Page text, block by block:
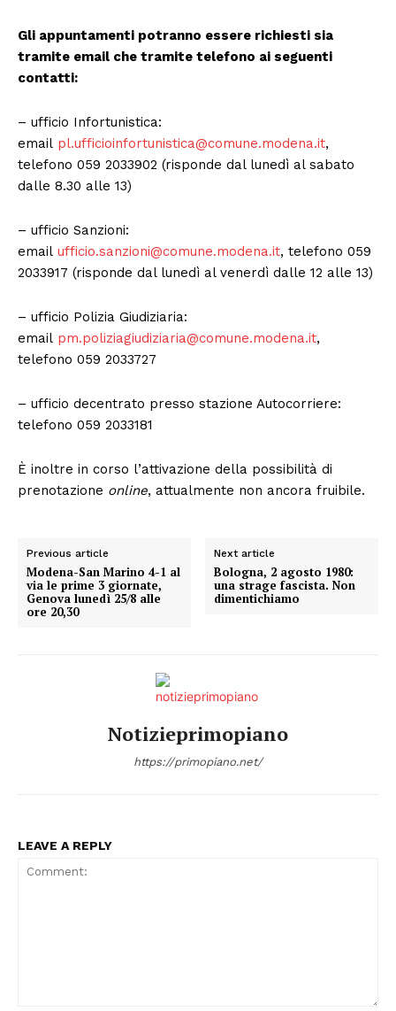
Gli appuntamenti potranno essere richiesti sia
tramite email che tramite telefono ai seguenti
contatti:
– ufficio Infortunistica:
email pl.ufficioinfortunistica@comune.modena.it,
telefono 059 2033902 (risponde dal lunedì al sabato
dalle 8.30 alle 13)
– ufficio Sanzioni:
email ufficio.sanzioni@comune.modena.it, telefono 059
2033917 (risponde dal lunedì al venerdì dalle 12 alle 13)
– ufficio Polizia Giudiziaria:
email pm.poliziagiudiziaria@comune.modena.it,
telefono 059 2033727
– ufficio decentrato presso stazione Autocorriere:
telefono 059 2033181
È inoltre in corso l’attivazione della possibilità di
prenotazione online, attualmente non ancora fruibile.
Previous article
Modena-San Marino 4-1 al
via le prime 3 giornate,
Genova lunedì 25/8 alle
ore 20,30
Next article
Bologna, 2 agosto 1980:
una strage fascista. Non
dimentichiamo
Notizieprimopiano
https://primopiano.net/
LEAVE A REPLY